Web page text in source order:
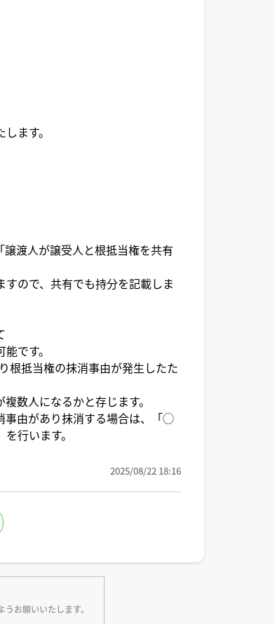
ます。
渡人が譲受人と根抵当権を共有
ので、共有でも持分を記載しま
です。
根抵当権の抹消事由が発生したた
数人になるかと存じます。
事由があり抹消する場合は、「◯
行います。
2025/08/22 18:16
お願いいたします。